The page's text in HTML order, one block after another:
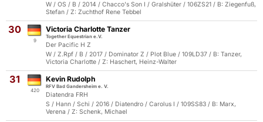
W / OS / B / 2014 / Chacco's Son I / Gralshüter / 106ZS21 / B: Ziegenfuß,
Stefan / Z: Zuchthof Rene Tebbel
30
9
Victoria Charlotte Tanzer
Together Equestrian e.V.
Der Pacific H Z
W / Z.Rpf / B / 2017 / Dominator Z / Plot Blue / 109LD37 / B: Tanzer,
Victoria Charlotte / Z: Haschert, Heinz-Walter
31
420
Kevin Rudolph
RFV Bad Gandersheim e. V.
Diatendra FRH
S / Hann / Schi / 2016 / Diatendro / Carolus I / 109SS83 / B: Marx,
Verena / Z: Schenk, Michael